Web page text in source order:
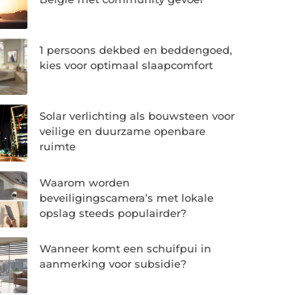
1 persoons dekbed en beddengoed,
kies voor optimaal slaapcomfort
Solar verlichting als bouwsteen voor
veilige en duurzame openbare
ruimte
Waarom worden
beveiligingscamera’s met lokale
opslag steeds populairder?
Wanneer komt een schuifpui in
aanmerking voor subsidie?